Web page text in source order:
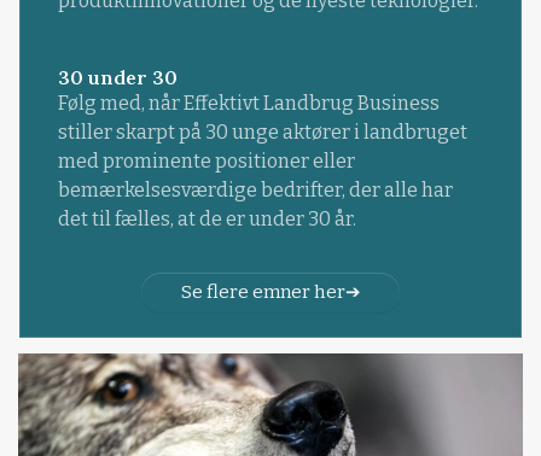
30 under 30
Følg med, når Effektivt Landbrug Business
stiller skarpt på 30 unge aktører i landbruget
med prominente positioner eller
bemærkelsesværdige bedrifter, der alle har
det til fælles, at de er under 30 år.
Se flere emner her